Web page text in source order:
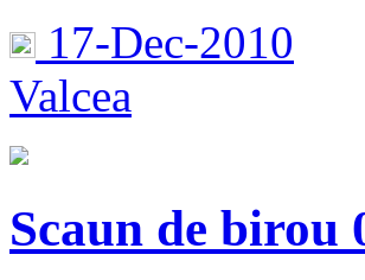
17-Dec-2010
Valcea
Scaun de birou